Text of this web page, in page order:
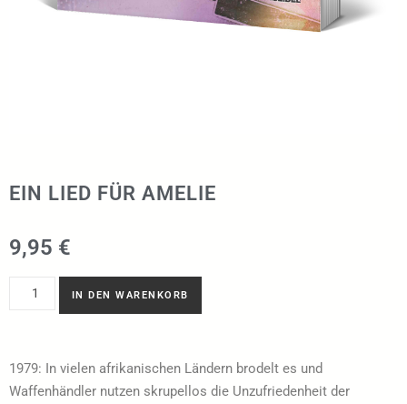
EIN LIED FÜR AMELIE
9,95 €
IN DEN WARENKORB
1979: In vielen afrikanischen Ländern brodelt es und
Waffenhändler nutzen skrupellos die Unzufriedenheit der